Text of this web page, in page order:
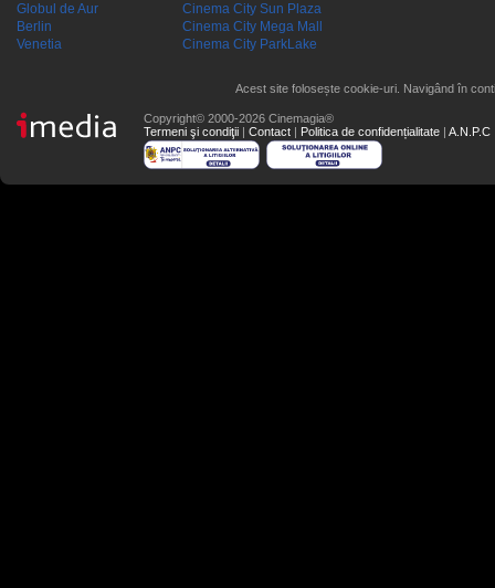
Globul de Aur
Berlin
Venetia
Cinema City Sun Plaza
Cinema City Mega Mall
Cinema City ParkLake
Acest site folosește cookie-uri. Navigând în
Copyright© 2000-2026 Cinemagia®
Termeni şi condiţii | Contact | Politica de confidențialitate | A.N.P.C